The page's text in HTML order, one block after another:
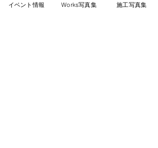
イベント情報 Works写真集 施工写真集